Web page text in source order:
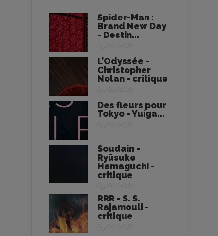
Spider-Man :
Brand New Day
- Destin...
05/08/2026
L’Odyssée -
Christopher
Nolan - critique
05/08/2026
Des fleurs pour
Tokyo - Yuiga...
05/08/2026
Soudain -
Ryūsuke
Hamaguchi -
critique
05/08/2026
RRR - S. S.
Rajamouli -
critique
05/08/2026